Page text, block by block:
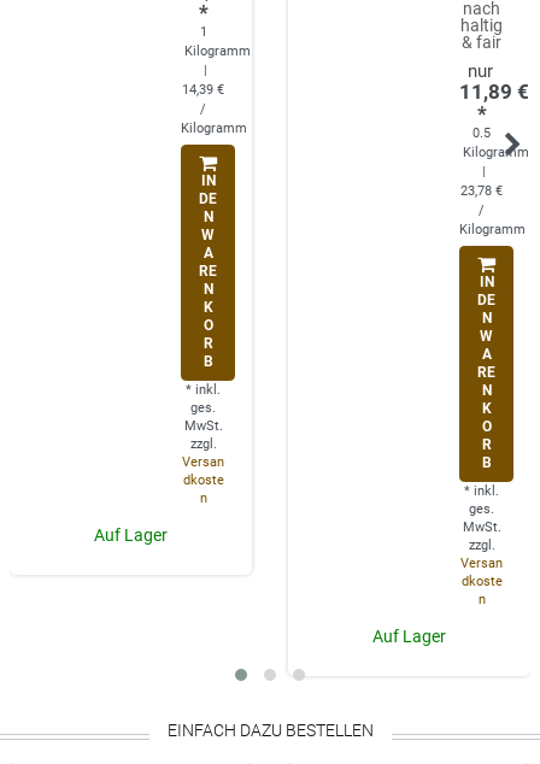
*
1
Kilogramm
14,39 €
/
Kilogramm
IN
DE
N
W
A
RE
N
K
O
R
B
* inkl.
ges.
MwSt.
zzgl.
Versan
dkoste
n
Auf Lager
nach
haltig
& fair
11,89 €
*
0.5
Kilogramm
23,78 €
/
Kilogramm
IN
DE
N
W
A
RE
N
K
O
R
B
* inkl.
ges.
MwSt.
zzgl.
Versan
dkoste
n
Auf Lager
EINFACH DAZU BESTELLEN